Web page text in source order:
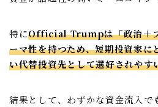
特にOfficial Trumpは「政治＋
ーマ性を持つため、短期投資家に
い代替投資先として選好されやす
結果として、わずかな資金流入で